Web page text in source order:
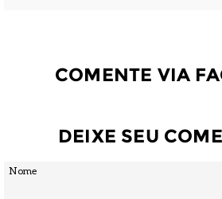
COMENTE VIA
DEIXE SEU